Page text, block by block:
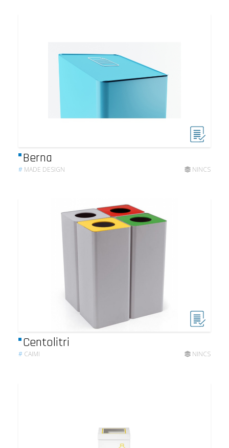
Berna
# MADE DESIGN NINCS
Centolitri
# CAIMI NINCS